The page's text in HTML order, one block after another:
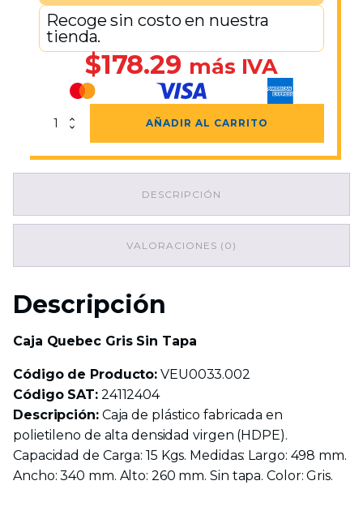
Recoge sin costo en nuestra
tienda.
$178.29 más IVA
Caja
Quebec
Sin
AÑADIR AL CARRITO
DESCRIPCIÓN
VALORACIONES (0)
Descripción
Caja Quebec Gris Sin Tapa
Código de Producto: VEU0033.002
Código SAT:24112404
Descripción:Caja de plástico fabricada en
polietileno de alta densidad virgen (HDPE).
Capacidad de Carga: 15 Kgs. Medidas: Largo: 498 mm.
Ancho: 340 mm. Alto: 260 mm. Sin tapa. Color: Gris.